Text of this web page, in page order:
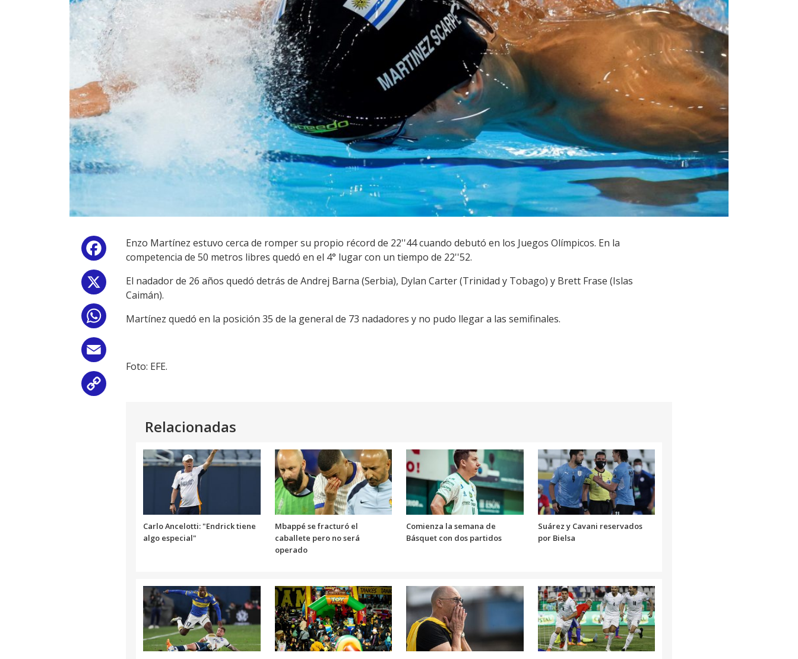
Facebook
WhatsApp
Enzo Martínez estuvo cerca de romper su propio récord de 22''44 cuando debutó en los Juegos Olímpicos. En la
competencia de 50 metros libres quedó en el 4° lugar con un tiempo de 22''52.
El nadador de 26 años quedó detrás de Andrej Barna (Serbia), Dylan Carter (Trinidad y Tobago) y Brett Frase (Islas
Caimán).
Martínez quedó en la posición 35 de la general de 73 nadadores y no pudo llegar a las semifinales.
Foto: EFE.
Relacionadas
Carlo Ancelotti: "Endrick tiene
algo especial"
Mbappé se fracturó el
caballete pero no será
operado
Comienza la semana de
Básquet con dos partidos
Suárez y Cavani reservados
por Bielsa